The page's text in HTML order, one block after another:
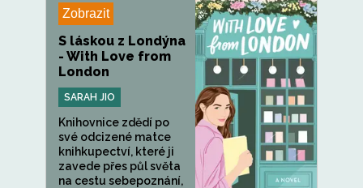
Zobrazit
S láskou z Londýna
- With Love from
London
SARAH JIO
Knihovnice zdědí po
své odcizené matce
knihkupectví, které ji
zavede přes půl světa
na cestu sebepoznání,